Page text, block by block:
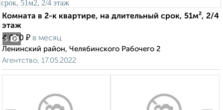
5
Комната в 2-к квартире, на длительный срок, 51м², 2/4
этаж
4 000 ₽ в месяц
Ленинский район, Челябинского Рабочего 2
Агентство, 17.05.2022